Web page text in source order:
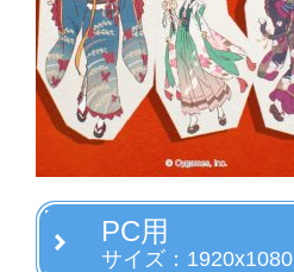
PC用
サイズ：1920x1080